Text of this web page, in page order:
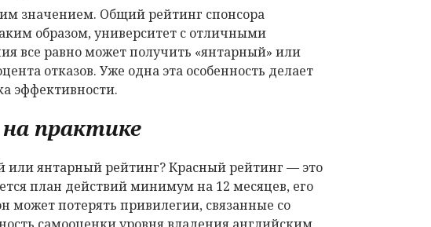
значением. Общий рейтинг спонсора
образом, университет с отличными
все равно может получить «янтарный» или
отказов. Уже одна эта особенность делает
эффективности.
практике
или янтарный рейтинг? Красный рейтинг — это
план действий минимум на 12 месяцев, его
может потерять привилегии, связанные со